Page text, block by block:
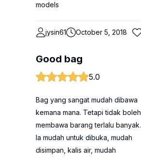
models
jysin61 October 5, 2018
Good bag
5.0
Bag yang sangat mudah dibawa
kemana mana. Tetapi tidak boleh
membawa barang terlalu banyak.
Ia mudah untuk dibuka, mudah
disimpan, kalis air, mudah